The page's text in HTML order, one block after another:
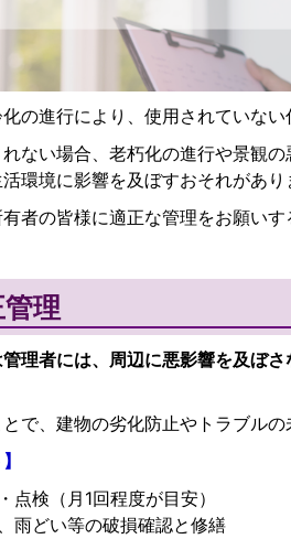
の進行により、使用されていない
ない場合、老朽化の進行や景観
環境に影響を及ぼすおそれがあり
者の皆様に適正な管理をお願い
理
理者には、周辺に悪影響を及ぼ
で、建物の劣化防止やトラブルの
点検（月1回程度が目安）
雨どい等の破損確認と修繕